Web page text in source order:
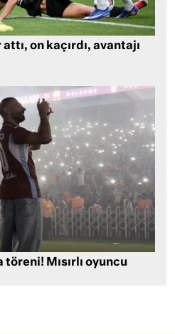
on kaçırdı, avantajı
Mısırlı oyuncu